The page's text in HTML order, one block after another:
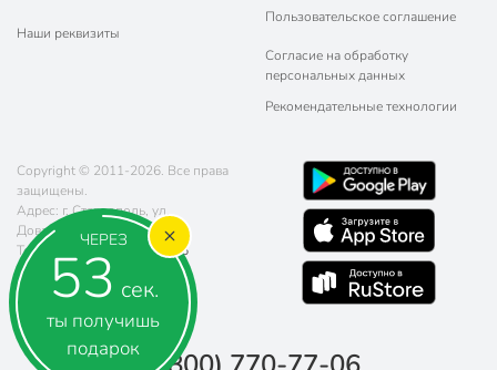
ЧЕРЕЗ
52 сек.
ты получишь
подарок
Наши реквизиты
Пользовательское соглашение
Согласие на обработку
персональных данных
Рекомендательные технологии
Copyright © 2011-2026. Все права
защищены.
Адрес: г. Ставрополь, ул.
Доваторцев, д. 61
Телефон:
8 (800) 770-77-06
Почта:sales@poryadok.ru